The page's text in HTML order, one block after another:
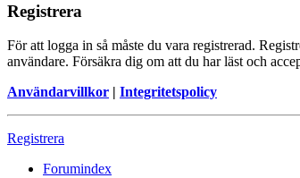
Registrera
För att logga in så måste du vara registrerad.
användare. Försäkra dig om att du har läst och
Användarvillkor | Integritetspolicy
Registrera
Forumindex